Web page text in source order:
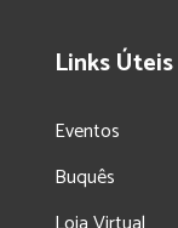
Links Úteis
Eventos
Buquês